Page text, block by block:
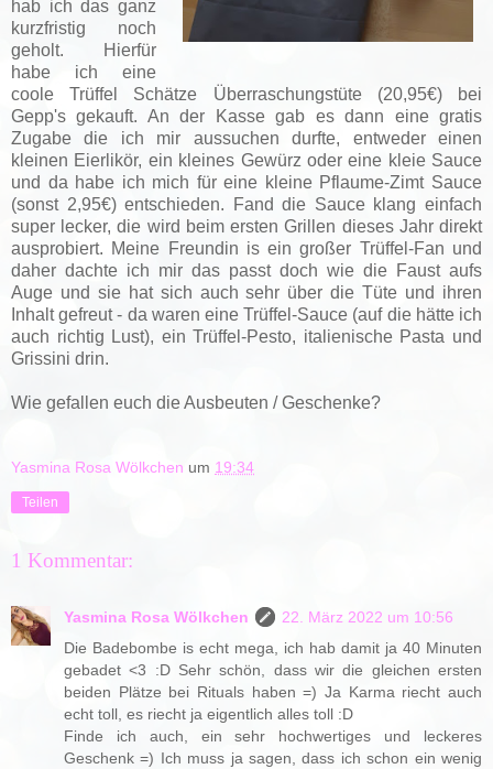
hab ich das ganz
kurzfristig noch
geholt. Hierfür
habe ich eine
coole Trüffel Schätze Überraschungstüte (20,95€) bei
Gepp's gekauft. An der Kasse gab es dann eine gratis
Zugabe die ich mir aussuchen durfte, entweder einen
kleinen Eierlikör, ein kleines Gewürz oder eine kleie Sauce
und da habe ich mich für eine kleine Pflaume-Zimt Sauce
(sonst 2,95€) entschieden. Fand die Sauce klang einfach
super lecker, die wird beim ersten Grillen dieses Jahr direkt
ausprobiert. Meine Freundin is ein großer Trüffel-Fan und
daher dachte ich mir das passt doch wie die Faust aufs
Auge und sie hat sich auch sehr über die Tüte und ihren
Inhalt gefreut - da waren eine Trüffel-Sauce (auf die hätte ich
auch richtig Lust), ein Trüffel-Pesto, italienische Pasta und
Grissini drin.
Wie gefallen euch die Ausbeuten / Geschenke?
Yasmina Rosa Wölkchen um 19:34
Teilen
1 Kommentar:
Yasmina Rosa Wölkchen
22. März 2022 um 10:56
Die Badebombe is echt mega, ich hab damit ja 40 Minuten
gebadet <3 :D Sehr schön, dass wir die gleichen ersten
beiden Plätze bei Rituals haben =) Ja Karma riecht auch
echt toll, es riecht ja eigentlich alles toll :D
Finde ich auch, ein sehr hochwertiges und leckeres
Geschenk =) Ich muss ja sagen, dass ich schon ein wenig